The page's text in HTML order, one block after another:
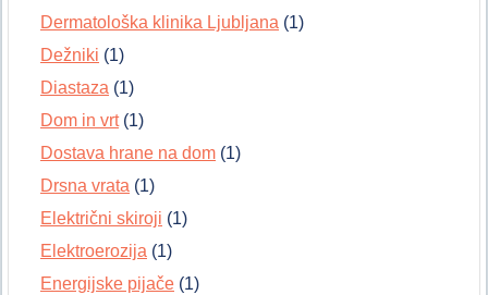
Dermatološka klinika Ljubljana (1)
Dežniki (1)
Diastaza (1)
Dom in vrt(1)
Dostava hrane na dom (1)
Drsna vrata (1)
Električni skiroji (1)
Elektroerozija (1)
Energijske pijače (1)